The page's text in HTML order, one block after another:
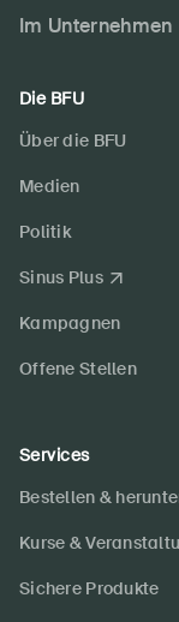
Im Unternehmen
Die BFU
Über die BFU
Medien
Politik
Sinus Plus
Kampagnen
Offene Stellen
Services
Bestellen &
Kurse &
Sichere Produkte